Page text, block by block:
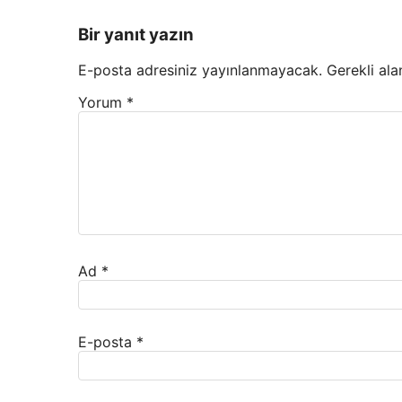
Bir yanıt yazın
E-posta adresiniz yayınlanmayacak. Gerekli
Yorum *
Ad *
E-posta *